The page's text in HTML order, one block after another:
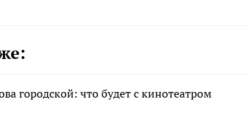
городской: что будет с кинотеатром